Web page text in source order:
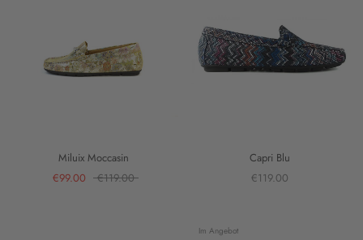
Miluix Moccasin
€99.00
€119.00
Capri Blu
€119.00
Im Angebot